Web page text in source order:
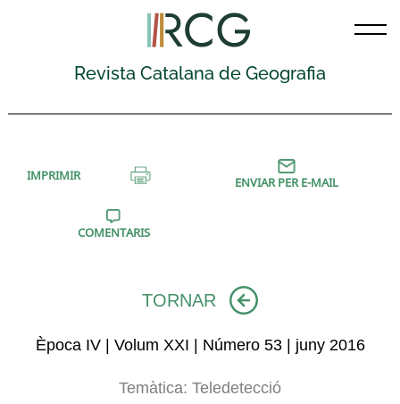
Revista Catalana de Geografia
IMPRIMIR ENVIAR PER E-MAIL
COMENTARIS
TORNAR
Època IV | Volum XXI | Número 53 | juny 2016
Temàtica: Teledetecció